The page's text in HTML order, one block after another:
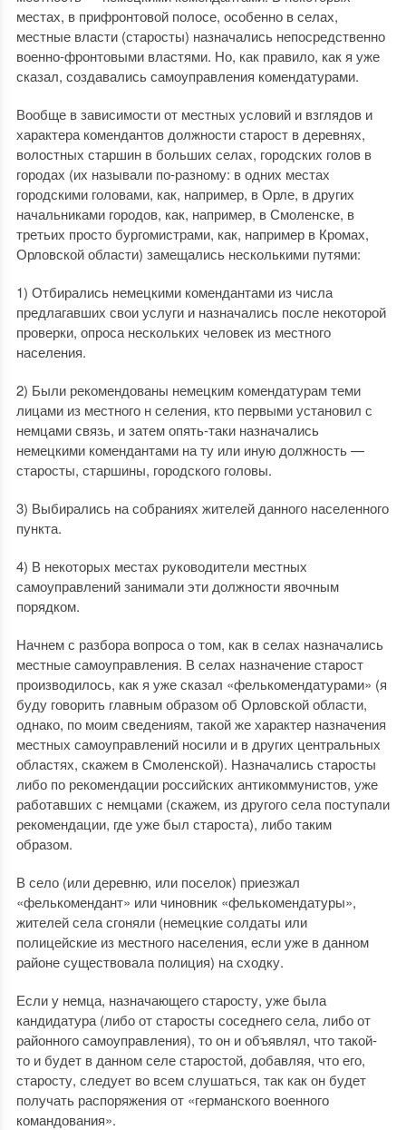
местах, в прифронтовой полосе, особенно в селах,
местные власти (старосты) назначались непосредственно
военно-фронтовыми властями. Но, как правило, как я уже
сказал, создавались самоуправления комендатурами.
Вообще в зависимости от местных условий и взглядов и
характера комендантов должности старост в деревнях,
волостных старшин в больших селах, городских голов в
городах (их называли по-разному: в одних местах
городскими головами, как, например, в Орле, в других
начальниками городов, как, например, в Смоленске, в
третьих просто бургомистрами, как, например в Кромах,
Орловской области) замещались несколькими путями:
1) Отбирались немецкими комендантами из числа
предлагавших свои услуги и назначались после некоторой
проверки, опроса нескольких человек из местного
населения.
2) Были рекомендованы немецким комендатурам теми
лицами из местного н селения, кто первыми установил с
немцами связь, и затем опять-таки назначались
немецкими комендантами на ту или иную должность —
старосты, старшины, городского головы.
3) Выбирались на собраниях жителей данного населенного
пункта.
4) В некоторых местах руководители местных
самоуправлений занимали эти должности явочным
порядком.
Начнем с разбора вопроса о том, как в селах назначались
местные самоуправления. В селах назначение старост
производилось, как я уже сказал «фелькомендатурами» (я
буду говорить главным образом об Орловской области,
однако, по моим сведениям, такой же характер назначения
местных самоуправлений носили и в других центральных
областях, скажем в Смоленской). Назначались старосты
либо по рекомендации российских антикоммунистов, уже
работавших с немцами (скажем, из другого села поступали
рекомендации, где уже был староста), либо таким
образом.
В село (или деревню, или поселок) приезжал
«фелькомендант» или чиновник «фелькомендатуры»,
жителей села сгоняли (немецкие солдаты или
полицейские из местного населения, если уже в данном
районе существовала полиция) на сходку.
Если у немца, назначающего старосту, уже была
кандидатура (либо от старосты соседнего села, либо от
районного самоуправления), то он и объявлял, что такой-
то и будет в данном селе старостой, добавляя, что его,
старосту, следует во всем слушаться, так как он будет
получать распоряжения от «германского военного
командования».